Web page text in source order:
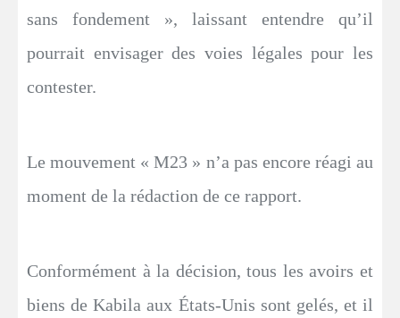
sans fondement », laissant entendre qu’il
pourrait envisager des voies légales pour les
contester.
Le mouvement « M23 » n’a pas encore réagi au
moment de la rédaction de ce rapport.
Conformément à la décision, tous les avoirs et
biens de Kabila aux États-Unis sont gelés, et il